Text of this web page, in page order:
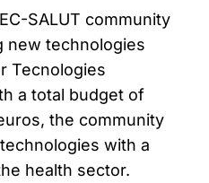
SALUT community
new technologies
Tecnologies
a total budget of
the community
with a
health sector.